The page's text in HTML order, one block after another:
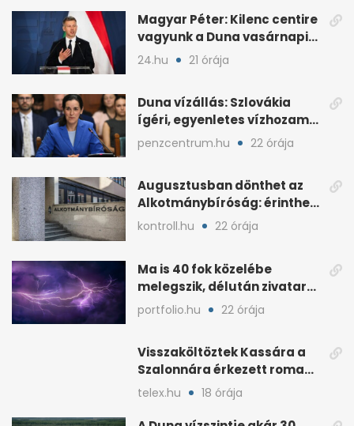
Magyar Péter: Kilenc centire
vagyunk a Duna vasárnapi
mélypontjától
24.hu 21 órája
Duna vízállás: Szlovákia
ígéri, egyenletes vízhozam
jön Magyarországra
penzcentrum.hu 22 órája
Augusztusban dönthet az
Alkotmánybíróság: érintheti
az uniós forrásokat
kontroll.hu 22 órája
Ma is 40 fok közelébe
melegszik, délután zivatar
és viharos szél jöhet
portfolio.hu 22 órája
Visszaköltöztek Kassára a
Szalonnára érkezett roma
családok
telex.hu 18 órája